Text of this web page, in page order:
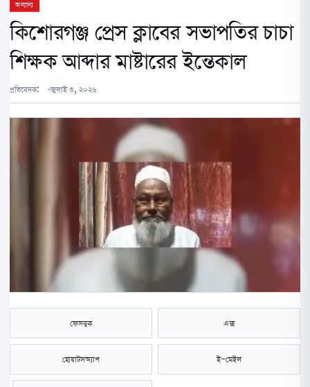
অন্যান্য
কিশোরগঞ্জ প্রেস ক্লাবের সভাপতির চাচা
শিক্ষক আব্দার মাষ্টারের ইন্তেকাল
প্রতিবেদক: জুলাই ৩, ২০২৬
ফেসবুক এক্স
হোয়াটসঅ্যাপ ই-মেইল